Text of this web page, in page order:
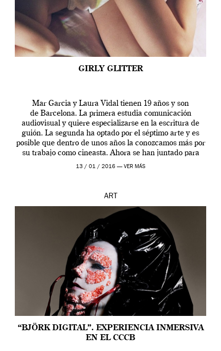
GIRLY GLITTER
Mar Garcia y Laura Vidal tienen 19 años y son
de Barcelona. La primera estudia comunicación
audiovisual y quiere especializarse en la escritura de
guión. La segunda ha optado por el séptimo arte y es
posible que dentro de unos años la conozcamos más por
su trabajo como cineasta. Ahora se han juntado para
contarnos una […]
13 / 01 / 2016 — VER MÁS
ART
“BJÖRK DIGITAL”. EXPERIENCIA INMERSIVA
EN EL CCCB